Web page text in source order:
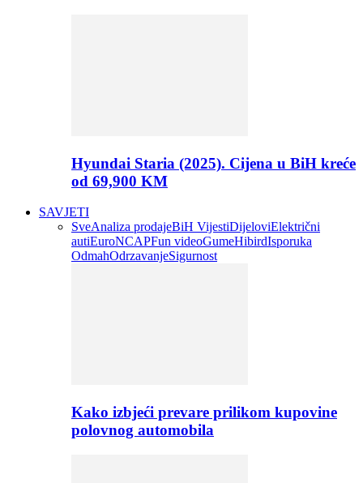
Hyundai Staria (2025). Cijena u BiH kreće
od 69,900 KM
SAVJETI
SveAnaliza prodajeBiH VijestiDijeloviElektrični
autiEuroNCAPFun videoGumeHibirdIsporuka
OdmahOdrzavanjeSigurnost
Kako izbjeći prevare prilikom kupovine
polovnog automobila